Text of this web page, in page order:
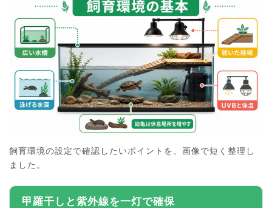
飼育環境の設定で確認したいポイントを、画像で短く整理し
ました。
甲羅干しと紫外線を一灯で確保